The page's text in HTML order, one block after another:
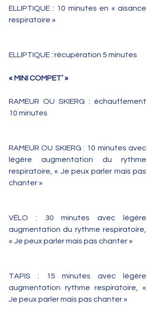
ELLIPTIQUE : 10 minutes en « aisance
respiratoire »
ELLIPTIQUE : récupération 5 minutes
« MINI COMPET’ »
RAMEUR OU SKIERG : échauffement
10 minutes
RAMEUR OU SKIERG : 10 minutes avec
légère augmentation du rythme
respiratoire, « Je peux parler mais pas
chanter »
VÉLO : 30 minutes avec légère
augmentation du rythme respiratoire,
« Je peux parler mais pas chanter »
TAPIS : 15 minutes avec légère
augmentation rythme respiratoire, «
Je peux parler mais pas chanter »